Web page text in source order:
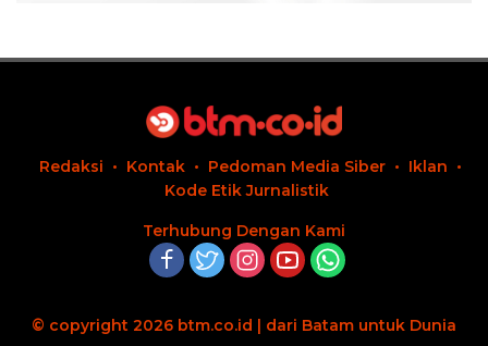
Redaksi Kontak Pedoman Media Siber
Iklan
Kode Etik Jurnalistik
Terhubung Dengan Kami
© copyright 2026 btm.co.id | dari Batam untuk Dunia